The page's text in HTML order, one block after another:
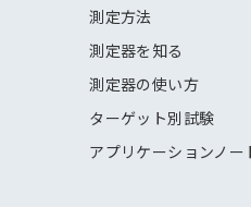
測定方法
測定器を知る
測定器の使い方
ターゲット別試験
アプリケーションノー